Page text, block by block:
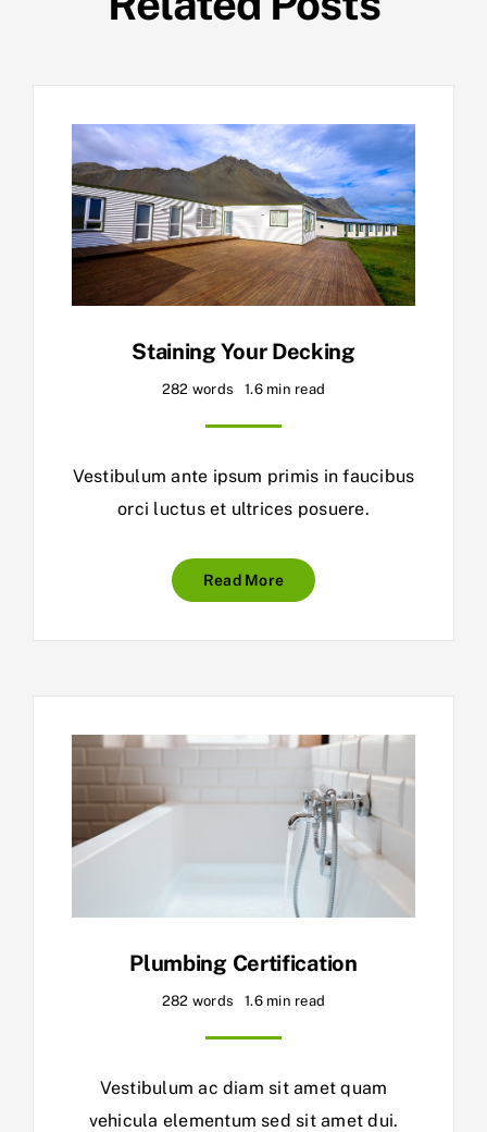
Staining Your Decking
282 words 1.6 min read
Vestibulum ante ipsum primis in faucibus
orci luctus et ultrices posuere.
Read More
Plumbing Certification
282 words 1.6 min read
Vestibulum ac diam sit amet quam
vehicula elementum sed sit amet dui.